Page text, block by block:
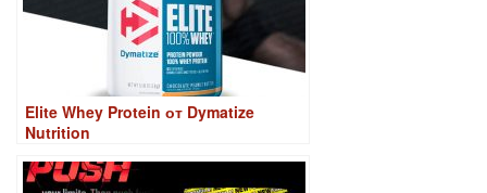
Elite Whey Protein от Dymatize
Nutrition